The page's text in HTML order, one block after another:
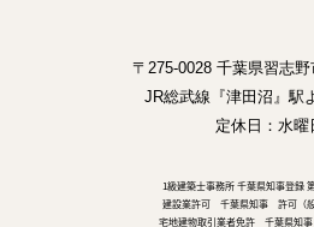
〒275-0028 千葉県習志
JR総武線『津田沼』駅
定休日：水曜
1級建築士事務所 千葉県知事登録
建設業許可 千葉県知事 許可（般
宅地建物取引業者免許 千葉県知事